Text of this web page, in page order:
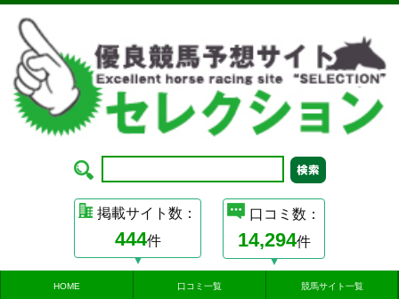
掲載サイト数：
444件
口コミ数：
14,294件
HOME 口コミ一覧 競馬サイト一覧